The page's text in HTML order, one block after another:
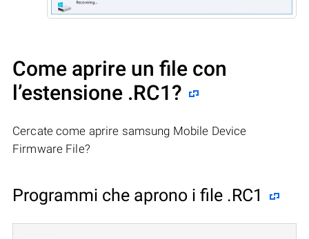
Come aprire un file con
l’estensione .RC1?
Cercate come aprire samsung Mobile Device
Firmware File?
Programmi che aprono i file .RC1